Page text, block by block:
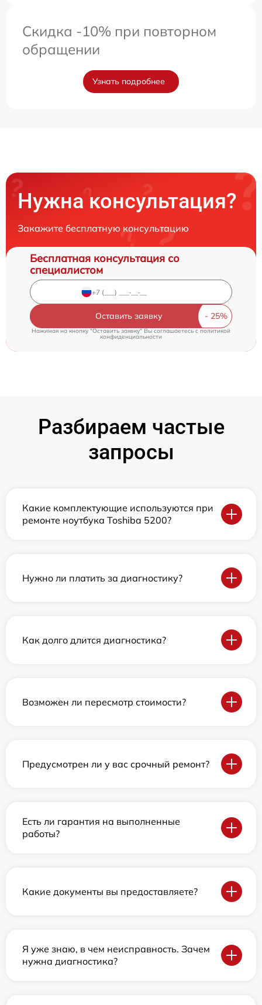
Скидка -10% при повторном
обращении
Узнать подробнее
Нужна консультация?
Закажите бесплатную консультацию
Бесплатная консультация со
специалистом
Оставить заявку
Нажимая на кнопку "Оставить заявку" Вы соглашаетесь c политикой
конфиденциальности
Разбираем частые
запросы
Какие комплектующие используются при
ремонте ноутбука Toshiba 5200?
Нужно ли платить за диагностику?
Как долго длится диагностика?
Возможен ли пересмотр стоимости?
Предусмотрен ли у вас срочный ремонт?
Есть ли гарантия на выполненные
работы?
Какие документы вы предоставляете?
Я уже знаю, в чем неисправность. Зачем
нужна диагностика?